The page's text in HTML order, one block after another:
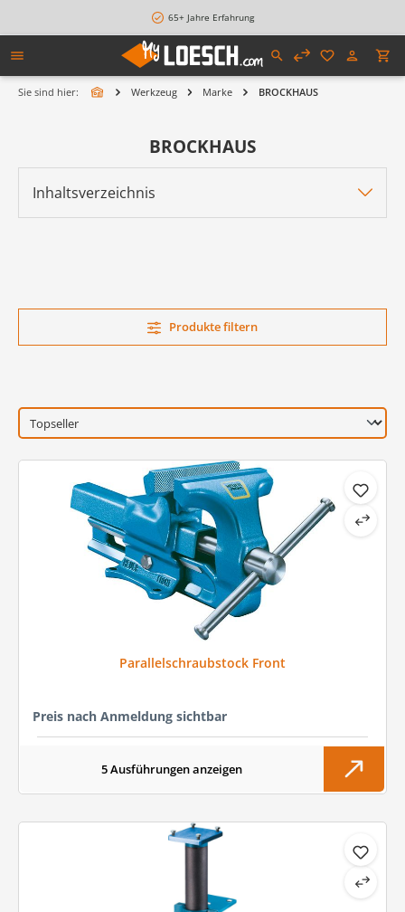
65+ Jahre Erfahrung
Sie sind hier: Werkzeug Marke BROCKHAUS
Inhaltsverzeichnis
BROCKHAUS
Produkte filtern
Parallelschraubstock Front
Preis nach Anmeldung sichtbar
5 Ausführungen anzeigen